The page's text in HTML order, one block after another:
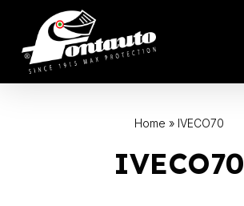
content
Home » IVECO70
IVECO70